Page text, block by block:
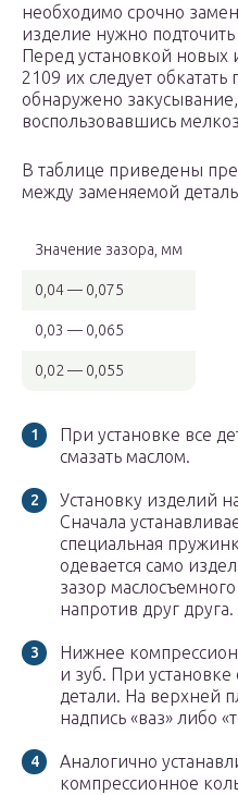
необходимо срочно
изделие нужно
Перед установкой
2109 их следует обкатать
обнаружено
воспользовавшись
В таблице приведены
между заменяемой
Значение зазора, мм
0,04 — 0,075
0,03 — 0,065
0,02 — 0,055
При установке все
смазать маслом.
Установку изделий
Сначала
специальная
одевается само
зазор
напротив друг друга.
Нижнее
и зуб. При
детали. На верхней
надпись «ваз» либо
Аналогично
компрессионное